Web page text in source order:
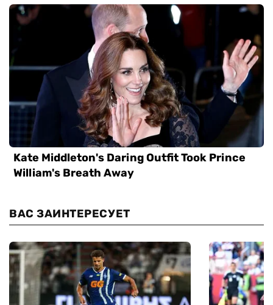
ВАС ЗАИНТЕРЕСУЕТ